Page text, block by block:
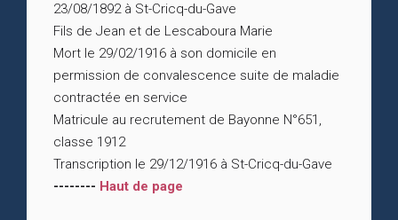
23/08/1892 à St-Cricq-du-Gave
Fils de Jean et de Lescaboura Marie
Mort le 29/02/1916 à son domicile en
permission de convalescence suite de maladie
contractée en service
Matricule au recrutement de Bayonne N°651,
classe 1912
Transcription le 29/12/1916 à St-Cricq-du-Gave
-------- Haut de page